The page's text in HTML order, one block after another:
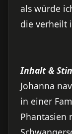
als würde
die verheilt
Inhalt &
Johanna
in einer
Phantasien